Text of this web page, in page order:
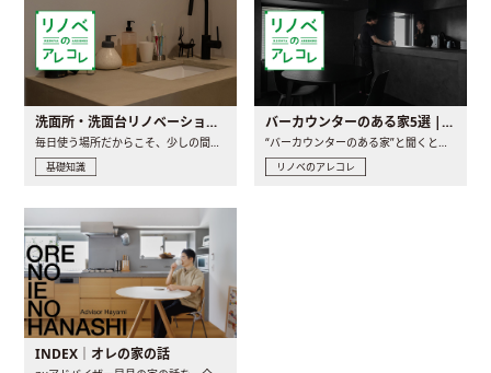
洗面所・洗面台リノベーションの事例と間取りアイデア
毎日使う場所だからこそ、少しの間取りの工夫や素材の選び方で..
基礎知識
バーカウンターのある家5選 | 日常に馴染む“距離の近い”キッチンとは
“バーカウンターのある家”と聞くと、少し特別な、大人のための..
リノベのアレコレ
INDEX｜オレの家の話